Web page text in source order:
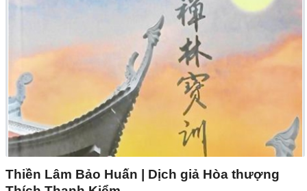
Thiền Lâm Bảo Huấn | Dịch giả Hòa thượng